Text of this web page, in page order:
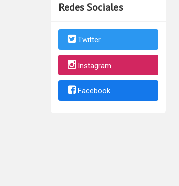
Redes Sociales
Twitter
Instagram
Facebook